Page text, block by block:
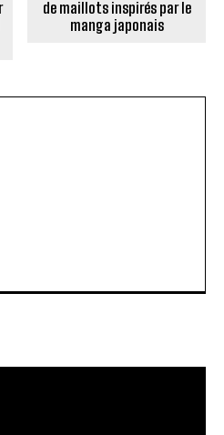
de maillots inspirés par le
manga japonais